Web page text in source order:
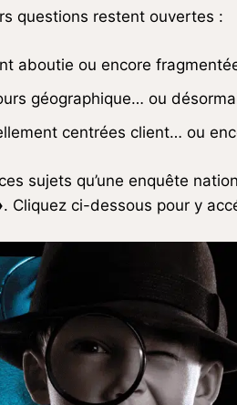
questions restent ouvertes :
aboutie ou encore
géographique… ou
centrées client… ou
sujets qu’une enquête
. Cliquez ci-dessous pour y